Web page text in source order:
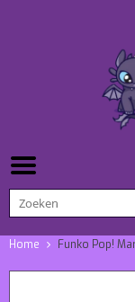
Home Funko Pop!